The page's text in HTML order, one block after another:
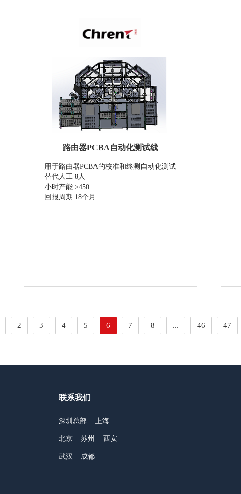
路由器PCBA自动化测试线
用于路由器PCBA的校准和终测自动化测试
替代人工 8人
小时产能 >450
回报周期 18个月
2 3 4 5 6 7 8 ... 46 47
联系我们
深圳总部 上海
北京 苏州 西安
武汉 成都